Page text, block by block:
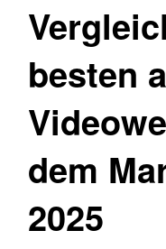
besten
dem
2025